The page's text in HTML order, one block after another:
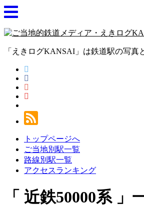
「えきログKANSAI」は鉄道駅の写
トップページへ
ご当地別駅一覧
路線別駅一覧
アクセスランキング
近鉄50000系